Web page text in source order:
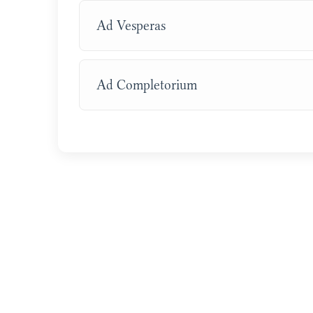
Ad Vesperas
Ad Completorium